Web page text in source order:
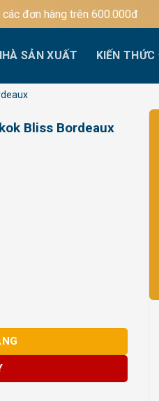
hàng trên 600.000đ
SẢN XUẤT KIẾN THỨC
Bliss Bordeaux
Bordeaux số lượng